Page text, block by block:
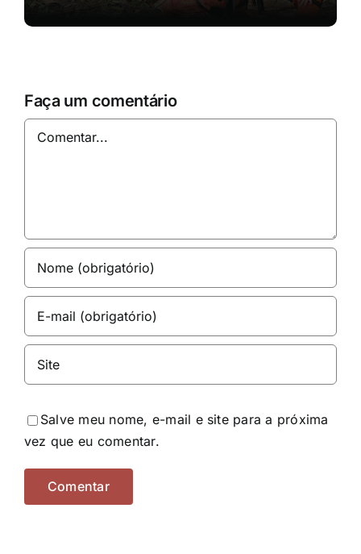
Faça um comentário
Comentar
Salve meu nome, e-mail e site para a próxima
vez que eu comentar.